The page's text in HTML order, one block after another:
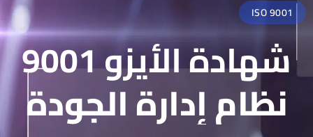
ISO 9001
شهادة الأيزو 9001
نظام إدارة الجودة